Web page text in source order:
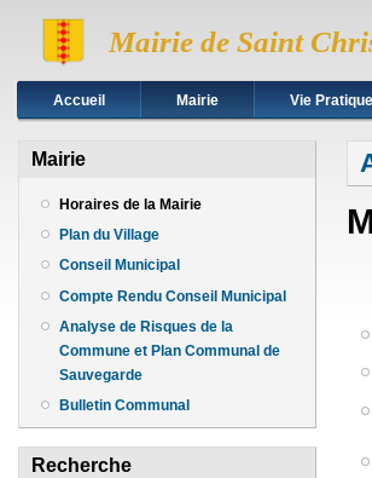
Mairie de Saint
Accueil Mairie Vie Pratique
Mairie
Horaires de la Mairie
Plan du Village
Conseil Municipal
Compte Rendu Conseil Municipal
Analyse de Risques de la
Commune et Plan Communal de
Sauvegarde
Bulletin Communal
Recherche